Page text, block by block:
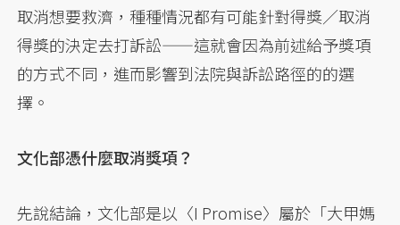
取消想要救濟，種種情況都有可能針對得獎／取消
得獎的決定去打訴訟——這就會因為前述給予獎項
的方式不同，進而影響到法院與訴訟路徑的的選
擇。
文化部憑什麼取消獎項？
先說結論，文化部是以〈I Promise〉屬於「大甲媽